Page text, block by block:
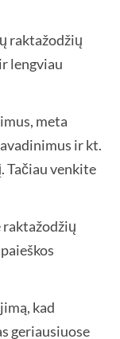
raktažodžių
lengviau
meta
ir kt.
Tačiau venkite
kad
geriausiuose